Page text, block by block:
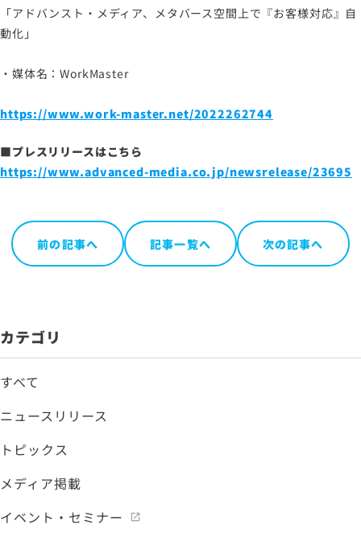
「アドバンスト・メディア、メタバース空間上で『お客様対応』自
動化」
・媒体名：WorkMaster
https://www.work-master.net/2022262744
■プレスリリースはこちら
https://www.advanced-media.co.jp/newsrelease/23695
前の記事へ 記事一覧へ 次の記事へ
カテゴリ
すべて
ニュースリリース
トピックス
メディア掲載
イベント・セミナー